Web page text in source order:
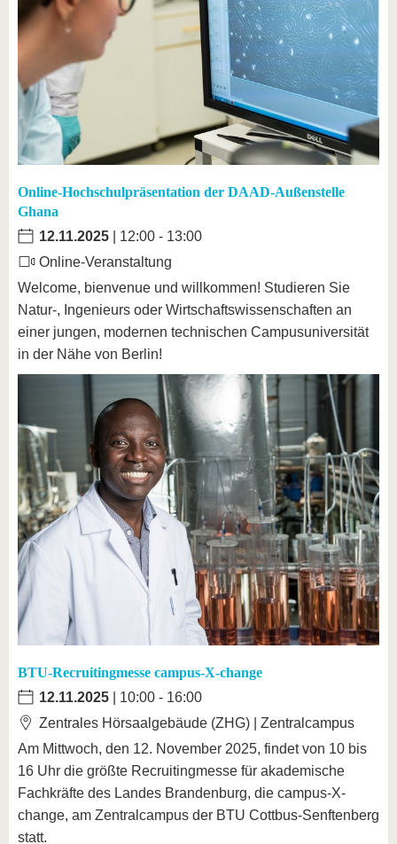
Online-Hochschulpräsentation der DAAD-Außenstelle
Ghana
12.11.2025 | 12:00 - 13:00
Online-Veranstaltung
Welcome, bienvenue und willkommen! Studieren Sie
Natur-, Ingenieurs oder Wirtschaftswissenschaften an
einer jungen, modernen technischen Campusuniversität
in der Nähe von Berlin!
BTU-Recruitingmesse campus-X-change
12.11.2025 | 10:00 - 16:00
Zentrales Hörsaalgebäude (ZHG) | Zentralcampus
Am Mittwoch, den 12. November 2025, findet von 10 bis
16 Uhr die größte Recruitingmesse für akademische
Fachkräfte des Landes Brandenburg, die campus-X-
change, am Zentralcampus der BTU Cottbus-Senftenberg
statt.